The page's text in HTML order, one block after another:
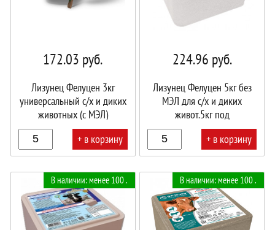
172.03 руб.
Лизунец Фелуцен 3кг
универсальный с/х и диких
животных (с МЭЛ)
брикет\КапиталПрок
+ в корзину
корзине!
224.96 руб.
Лизунец Фелуцен 5кг без
МЭЛ для с/х и диких
живот.5кг под
держатель\2штКапиталПрок
+ в корзину
корзине!
В наличии: менее 100 . В наличии: менее 100 .